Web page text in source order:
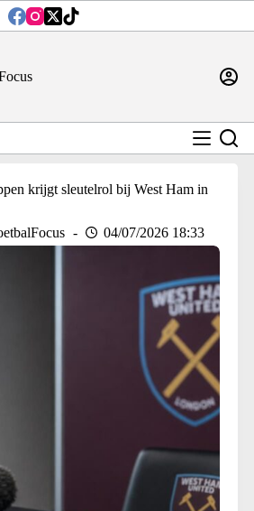
krijgt sleutelrol bij West Ham in
04/07/2026 18:33